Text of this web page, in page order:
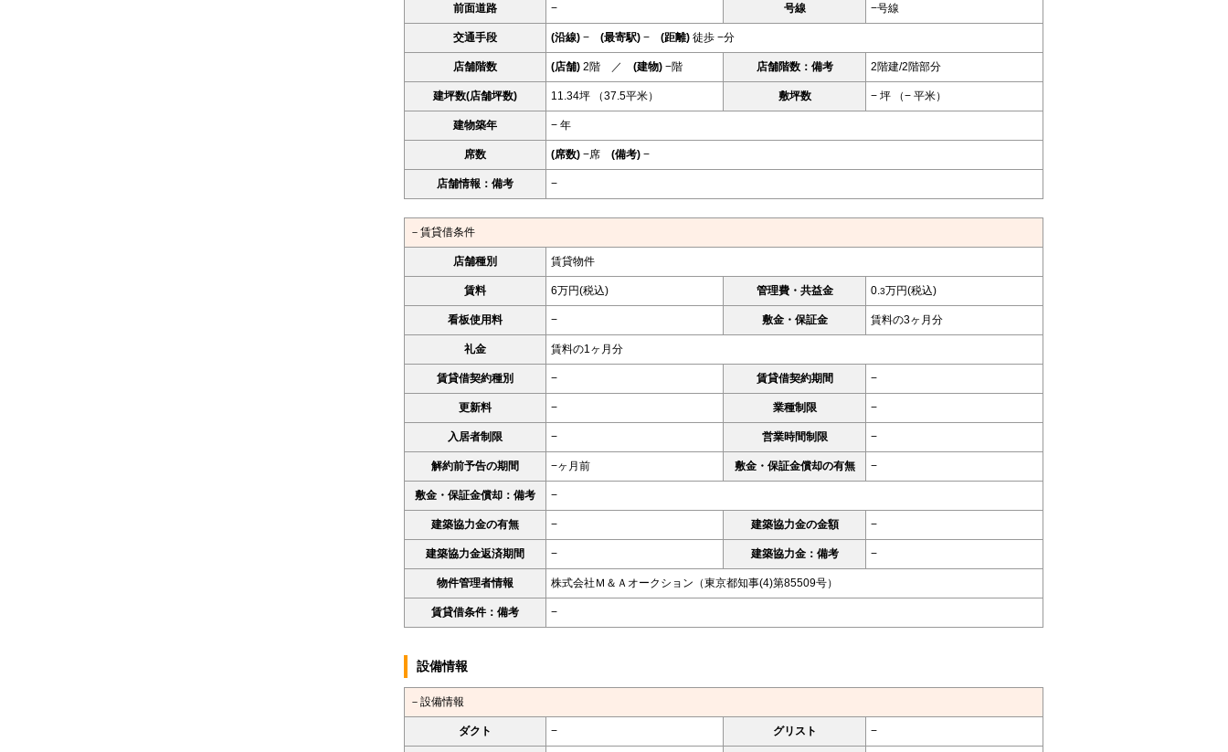
前面道路 − 号線 −号線
交通手段 (沿線) − (最寄駅) − (距離) 徒歩 −分
店舗階数 (店舗) 2階 ／ (建物) −階 店舗階数：備考 2階建/2階部分
建坪数(店舗坪数) 11.34坪 （37.5平米） 敷坪数 − 坪 （− 平米）
建物築年 − 年
席数 (席数) −席 (備考) −
店舗情報：備考 −
－賃貸借条件
店舗種別 賃貸物件
賃料 6万円(税込) 管理費・共益金 0. 3万円(税込)
看板使用料 − 敷金・保証金 賃料の3ヶ月分
礼金 賃料の1ヶ月分
賃貸借契約種別 − 賃貸借契約期間 −
更新料 − 業種制限 −
入居者制限 − 営業時間制限 −
解約前予告の期間 −ヶ月前 敷金・保証金償却の有無 −
敷金・保証金償却：備考 −
建築協力金の有無 − 建築協力金の金額 −
建築協力金返済期間 − 建築協力金：備考 −
物件管理者情報 株式会社Ｍ＆Ａオークション（東京都知事(4)第85509号）
賃貸借条件：備考 −
設備情報
－設備情報
ダクト − グリスト −